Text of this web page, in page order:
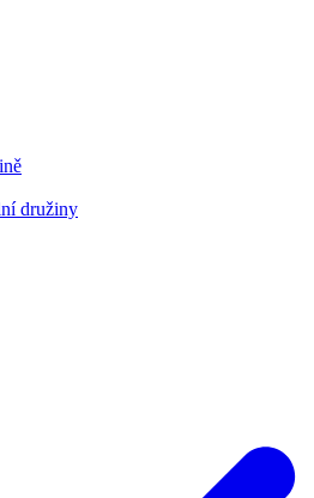
družiny